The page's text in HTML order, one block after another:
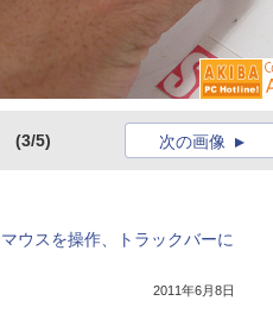
(3/5) 次の画像
ウスを操作、トラックバーに
2011年6月8日